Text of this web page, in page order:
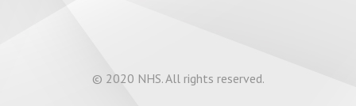
© 2020 NHS. All rights reserved.